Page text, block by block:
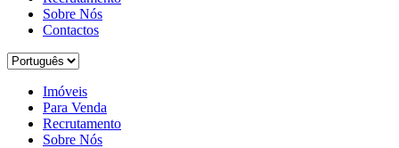
Sobre Nós
Contactos
Imóveis
Para Venda
Recrutamento
Sobre Nós